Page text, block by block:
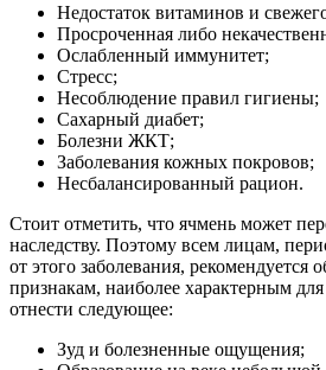
Недостаток витаминов и
Просроченная либо
Ослабленный иммунитет;
Стресс;
Несоблюдение правил гигиены;
Сахарный диабет;
Болезни ЖКТ;
Заболевания кожных покровов;
Несбалансированный рацион.
Стоит отметить, что ячмень может
наследству. Поэтому всем лицам,
от этого заболевания, рекомендуется
признакам, наиболее характерным
отнести следующее:
Зуд и болезненные ощущения;